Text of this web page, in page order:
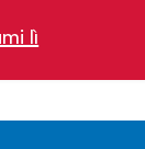
lì